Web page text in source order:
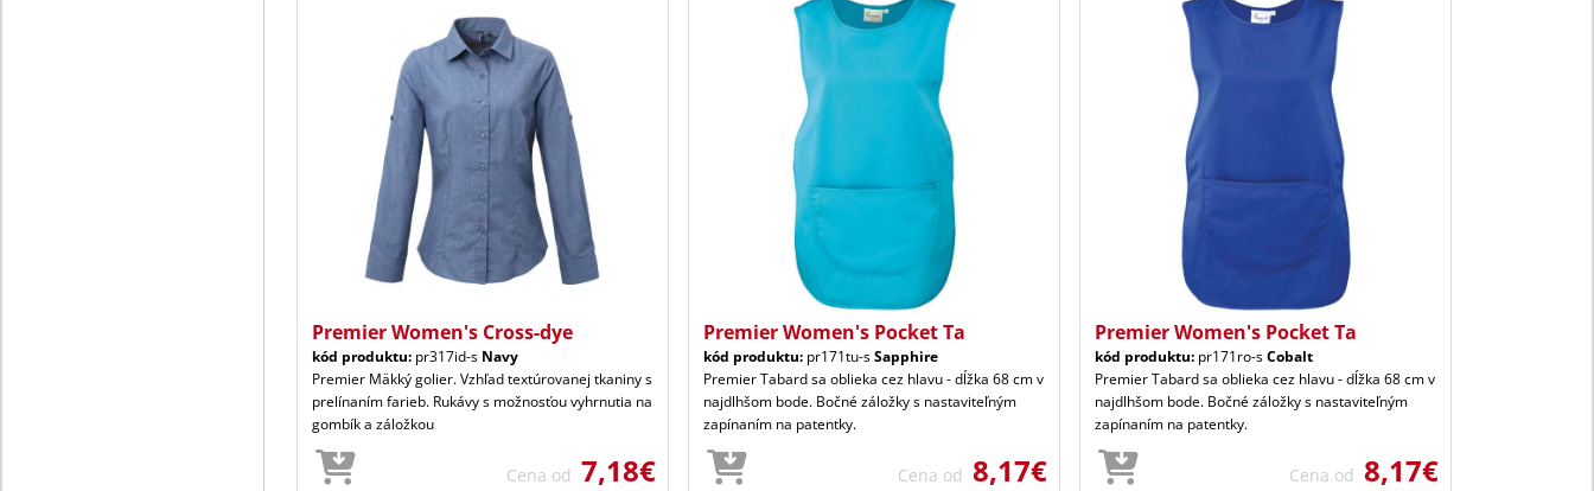
Premier Women's Cross-dye
kód produktu: pr317id-s Navy
Premier Mäkký golier. Vzhľad textúrovanej tkaniny s
prelínaním farieb. Rukávy s možnosťou vyhrnutia na
gombík a záložkou
Cena od 7,18€
Premier Women's Pocket Ta
kód produktu: pr171tu-sSapphire
Premier Tabard sa oblieka cez hlavu - dĺžka 68 cm v
najdlhšom bode. Bočné záložky s nastaviteľným
zapínaním na patentky.
Cena od 8,17€
Premier Women's Pocket Ta
kód produktu: pr171ro-sCobalt
Premier Tabard sa oblieka cez hlavu - dĺžka 68 cm v
najdlhšom bode. Bočné záložky s nastaviteľným
zapínaním na patentky.
Cena od 8,17€